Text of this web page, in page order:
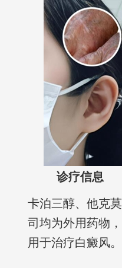
诊疗信息
卡泊三醇、他克莫
司均为外用药物，
用于治疗白癜风。